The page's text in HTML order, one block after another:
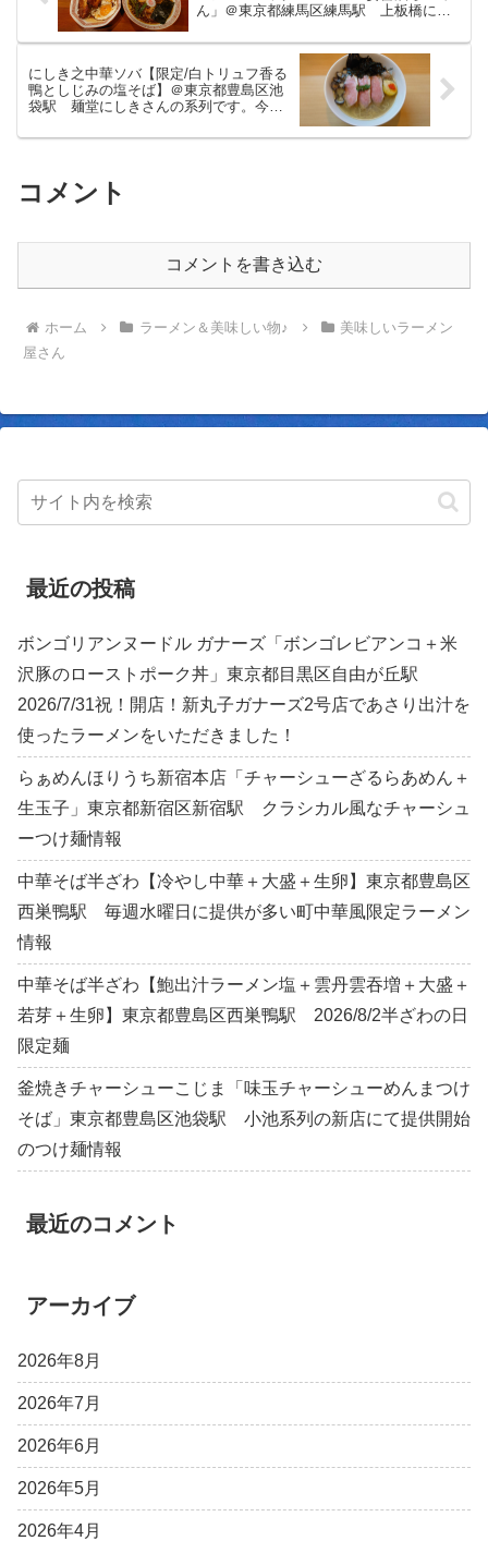
ん」＠東京都練馬区練馬駅 上板橋に本
も豊富ですね。チャーシューと目玉焼き
の定食に生姜醤油が美味しいセットをい
ただきました。
にしき之中華ソバ【限定/白トリュフ香る
鴨としじみの塩そば】＠東京都豊島区池
袋駅 麺堂にしきさんの系列です。今回
とトリュフオイルを合わせたというラー
コメント
コメントを書き込む
ホーム ラーメン＆美味しい物♪
美味しいラーメン
屋さん
最近の投稿
ボンゴリアンヌードル ガナーズ「ボンゴレビアンコ＋米
沢豚のローストポーク丼」東京都目黒区自由が丘駅
2026/7/31祝！開店！新丸子ガナーズ2号店であさり出汁を
使ったラーメンをいただきました！
らぁめんほりうち新宿本店「チャーシューざるらあめん＋
生玉子」東京都新宿区新宿駅 クラシカル風なチャーシュ
ーつけ麺情報
中華そば半ざわ【冷やし中華＋大盛＋生卵】東京都豊島区
西巣鴨駅 毎週水曜日に提供が多い町中華風限定ラーメン
情報
中華そば半ざわ【鮑出汁ラーメン塩＋雲丹雲吞増＋大盛＋
若芽＋生卵】東京都豊島区西巣鴨駅 2026/8/2半ざわの日
限定麺
釜焼きチャーシューこじま「味玉チャーシューめんまつけ
そば」東京都豊島区池袋駅 小池系列の新店にて提供開始
のつけ麺情報
最近のコメント
アーカイブ
2026年8月
2026年7月
2026年6月
2026年5月
2026年4月